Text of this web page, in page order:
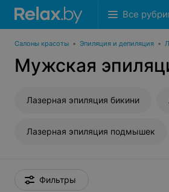
Все
Салоны красоты • Эпиляция и депиляция •
Мужская
Лазерная эпиляция бикини
Лазерная эпиляция подмышек
Фильтры